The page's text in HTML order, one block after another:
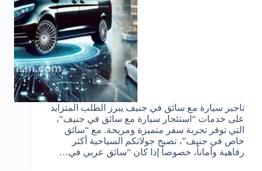
تاجير سيارة مع سائق في جنيف يبرز الطلب المتزايد
على خدمات “استئجار سيارة مع سائق في جنيف“،
التي توفر تجربة سفر متميزة ومريحة. مع “سائق
خاص في جنيف”، تصبح جولاتكم السياحية أكثر
رفاهية وأماناً، خصوصاً إذا كان “سائق عربي في…